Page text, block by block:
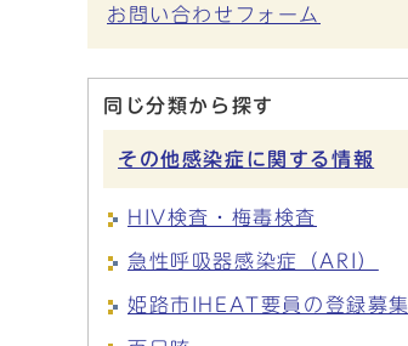
お問い合わせフォーム
同じ分類から探す
その他感染症に関する情報
HIV検査・梅毒検査
急性呼吸器感染症（ARI）
姫路市IHEAT要員の登録募集